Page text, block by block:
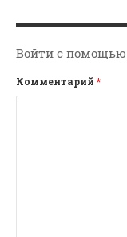
Цитата
Войти с
Комментарий *